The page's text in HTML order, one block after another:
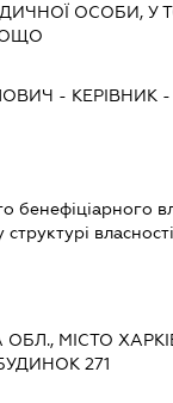
ОСОБИ, У
- КЕРІВНИК -
бенефіціарного
власності
ОБЛ., МІСТО
271